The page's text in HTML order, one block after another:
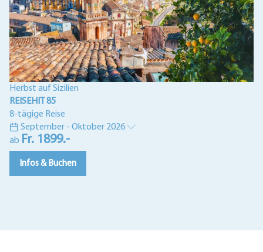
Herbst auf Sizilien
REISEHIT 85
8-tägige Reise
September - Oktober 2026
ab Fr. 1899.-
Infos & Buchen